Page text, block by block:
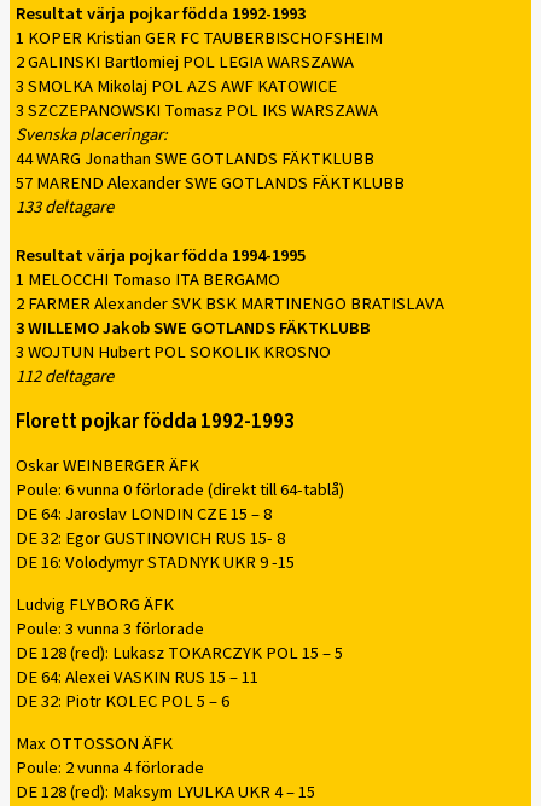
Resultatvärja pojkar födda 1992-1993
1 KOPER Kristian GER FC TAUBERBISCHOFSHEIM
2 GALINSKI Bartlomiej POL LEGIA WARSZAWA
3 SMOLKA Mikolaj POL AZS AWF KATOWICE
3 SZCZEPANOWSKI Tomasz POL IKS WARSZAWA
Svenska placeringar:
44 WARG Jonathan SWE GOTLANDS FÄKTKLUBB
57 MAREND Alexander SWE GOTLANDS FÄKTKLUBB
133 deltagare
Resultatvärja pojkar födda 1994-1995
1 MELOCCHI Tomaso ITA BERGAMO
2 FARMER Alexander SVK BSK MARTINENGO BRATISLAVA
3 WILLEMO Jakob SWE GOTLANDS FÄKTKLUBB
3 WOJTUN Hubert POL SOKOLIK KROSNO
112 deltagare
Florett pojkar födda 1992-1993
Oskar WEINBERGER ÄFK
Poule: 6 vunna 0 förlorade (direkt till 64-tablå)
DE 64: Jaroslav LONDIN CZE 15 – 8
DE 32: Egor GUSTINOVICH RUS 15- 8
DE 16: Volodymyr STADNYK UKR 9 -15
Ludvig FLYBORG ÄFK
Poule: 3 vunna 3 förlorade
DE 128 (red): Lukasz TOKARCZYK POL 15 – 5
DE 64: Alexei VASKIN RUS 15 – 11
DE 32: Piotr KOLEC POL 5 – 6
Max OTTOSSON ÄFK
Poule: 2 vunna 4 förlorade
DE 128 (red): Maksym LYULKA UKR 4 – 15